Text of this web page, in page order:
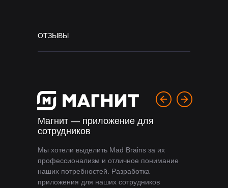
ОТЗЫВЫ
Мы хотели выделить Mad Brains за их
профессионализм и отличное понимание
наших потребностей. Разработка
приложения для наших сотрудников
Магнит — приложение для
сотрудников